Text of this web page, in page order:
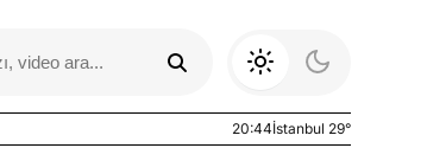
20:44İstanbul 29°